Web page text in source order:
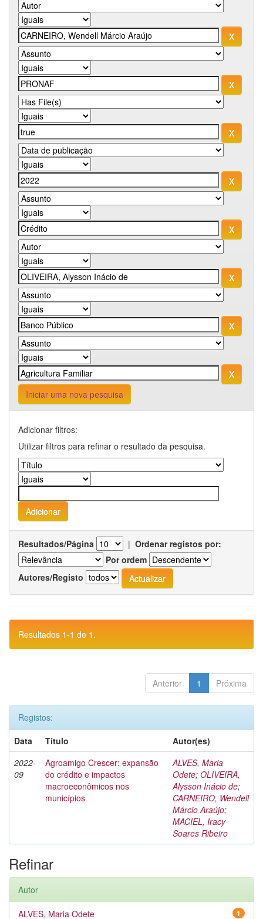
Iniciar uma nova pesquisa
Adicionar filtros:
Utilizar filtros para refinar o resultado da pesquisa.
Resultados/Página | Ordenar registos por:
Por ordem
Autores/Registo
Resultados 1-1 de 1.
Anterior 1 Próxima
Registos:
Data
Título
Autor(es)
2022-
09
Agroamigo Crescer: expansão
do crédito e impactos
macroeconômicos nos
municípios
ALVES, Maria
Odete; OLIVEIRA,
Alysson Inácio de;
CARNEIRO, Wendell
Márcio Araújo;
MACIEL, Iracy
Soares Ribeiro
Refinar
Autor
1
ALVES, Maria Odete